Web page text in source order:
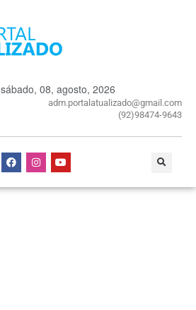
sábado, 08, agosto, 2026
adm.portalatualizado@gmail.com
(92)98474-9643